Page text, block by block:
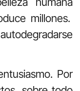
millones.
Por